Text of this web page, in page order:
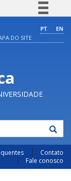
BR
PT
EN
DO SITE
Contato
Fale conosco